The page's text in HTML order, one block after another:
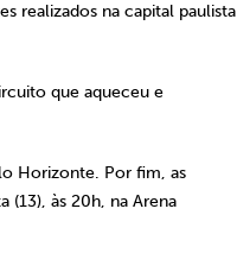
realizados na capital paulista
que aqueceu e
Horizonte. Por fim, as
às 20h, na Arena